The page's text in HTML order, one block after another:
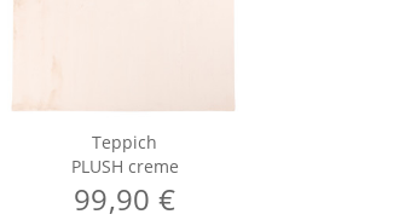
Teppich
PLUSH creme
99,90 €